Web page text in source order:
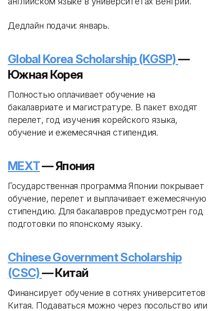
Дедлайн подачи: январь.
Global Korea Scholarship (KGSP)—
Южная Корея
Полностью оплачивает обучение на
бакалавриате и магистратуре. В пакет входят
перелет, год изучения корейского языка,
обучение и ежемесячная стипендия.
MEXT— Япония
Государственная программа Японии покрывает
обучение, перелет и выплачивает ежемесячную
стипендию. Для бакалавров предусмотрен год
подготовки по японскому языку.
Chinese Government Scholarship
(CSC)— Китай
Финансирует обучение в сотнях университетов
Китая. Подаваться можно через посольство или